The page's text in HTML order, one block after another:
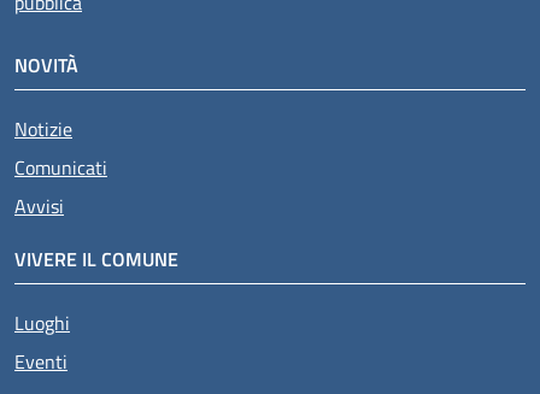
NOVITÀ
Notizie
Comunicati
Avvisi
VIVERE IL COMUNE
Luoghi
Eventi